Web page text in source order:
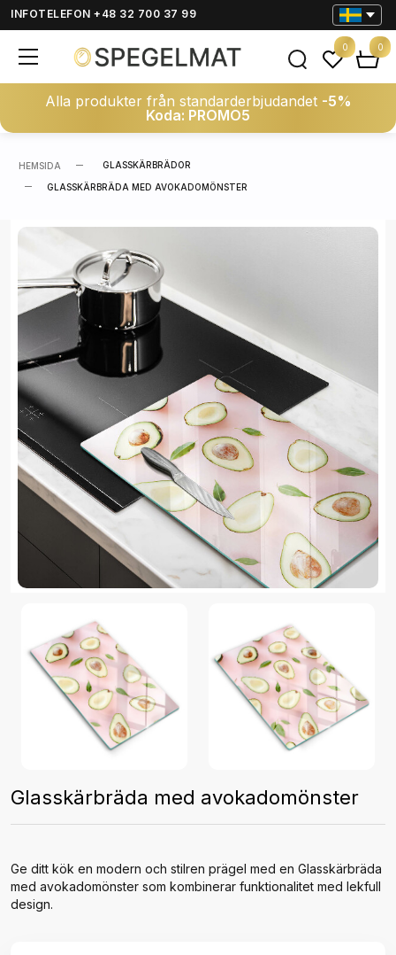
INFOTELEFON +48 32 700 37 99
Alla produkter från standarderbjudandet -5%
Koda: PROMO5
0 0
HEMSIDA GLASSKÄRBRÄDOR
GLASSKÄRBRÄDA MED AVOKADOMÖNSTER
Glasskärbräda med avokadomönster
Ge ditt kök en modern och stilren prägel med en Glasskärbräda
med avokadomönster som kombinerar funktionalitet med lekfull
design.